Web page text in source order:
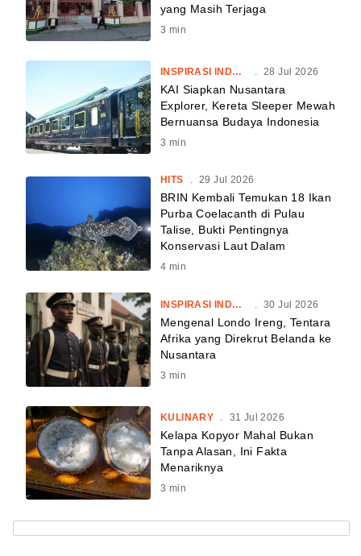
yang Masih Terjaga
3 min
INSPIRASI INDONESIA . 28 Jul 2026
KAI Siapkan Nusantara
Explorer, Kereta Sleeper Mewah
Bernuansa Budaya Indonesia
3 min
HITS . 29 Jul 2026
BRIN Kembali Temukan 18 Ikan
Purba Coelacanth di Pulau
Talise, Bukti Pentingnya
Konservasi Laut Dalam
4 min
INSPIRASI INDONESIA 30 Jul 2026
Mengenal Londo Ireng, Tentara
Afrika yang Direkrut Belanda ke
Nusantara
3 min
KULINARY 31 Jul 2026
Kelapa Kopyor Mahal Bukan
Tanpa Alasan, Ini Fakta
Menariknya
3 min